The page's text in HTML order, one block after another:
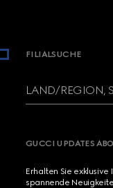
FILIALSUCHE
LAND/REGION,
GUCCI UPDATES
Erhalten Sie
spannende